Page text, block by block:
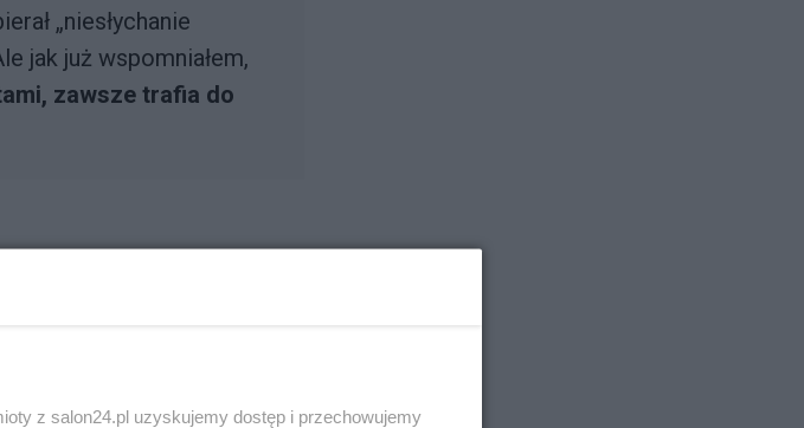
„niesłychanie
jak już wspomniałem,
zawsze trafia do
z salon24.pl uzyskujemy dostęp i przechowujemy